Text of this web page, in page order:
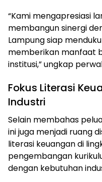
“Kami mengapresiasi
membangun sinergi
Lampung siap
memberikan manfaat
institusi,” ungkap
Fokus Literasi
Industri
Selain membahas
ini juga menjadi ruang
literasi keuangan di
pengembangan
dengan kebutuhan